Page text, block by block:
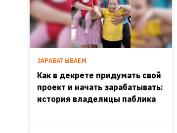
ЗАРАБАТЫВАЕМ
Как в декрете придумать свой
проект и начать зарабатывать:
история владелицы паблика